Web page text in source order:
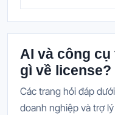
AI và công
gì về license?
Các trang hỏi đáp
doanh nghiệp và trợ